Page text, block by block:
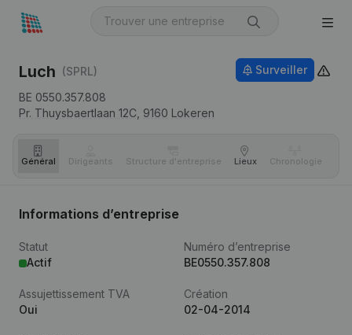
Luch (SPRL)
BE 0550.357.808
Pr. Thuysbaertlaan 12C, 9160 Lokeren
Surveiller
Général Dirigeants Structure d'entreprise Lieux Chronologie
Informations d’entreprise
Statut
Actif
Numéro d’entreprise
BE0550.357.808
Assujettissement TVA
Oui
Création
02-04-2014